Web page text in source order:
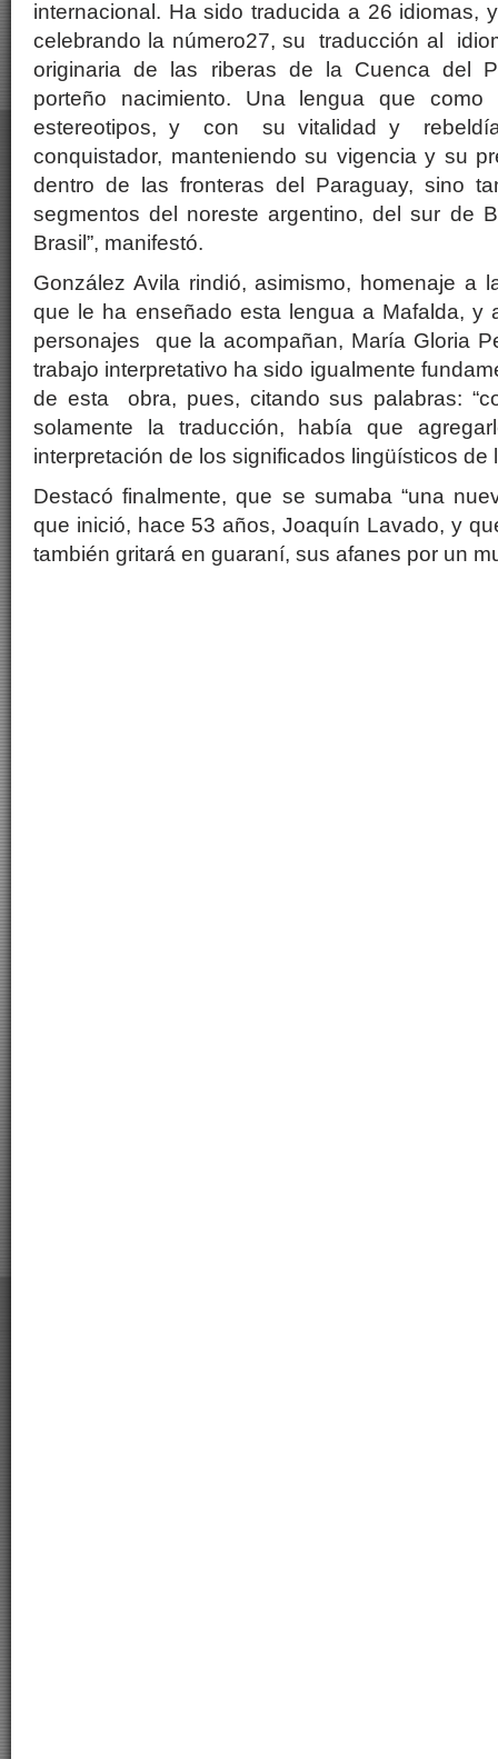
internacional. Ha sido traducida a 26 idiomas,
celebrando la número27, su traducción al
originaria de las riberas de la Cuenca del
porteño nacimiento. Una lengua que
estereotipos, y con su vitalidad y
conquistador, manteniendo su vigencia y su
dentro de las fronteras del Paraguay, sino
segmentos del noreste argentino, del sur de
Brasil”, manifestó.
González Avila rindió, asimismo, homenaje a
que le ha enseñado esta lengua a Mafalda, y
personajes que la acompañan, María Gloria
trabajo interpretativo ha sido igualmente
de esta obra, pues, citando sus palabras:
solamente la traducción, había que
interpretación de los significados lingüísticos de
Destacó finalmente, que se sumaba “una
que inició, hace 53 años, Joaquín Lavado, y
también gritará en guaraní, sus afanes por un